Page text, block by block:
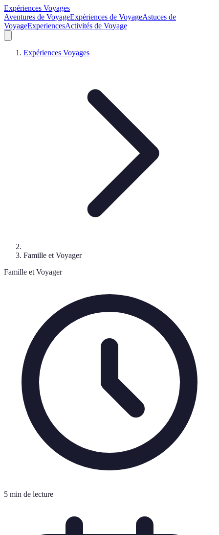
Expériences Voyages
Aventures de VoyageExpériences de VoyageAstuces de
VoyageExperiencesActivités de Voyage
Expériences Voyages
Famille et Voyager
Famille et Voyager
5 min de lecture